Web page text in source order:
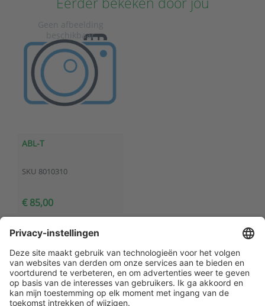
ABL-T
SKU 8010310
€ 85,00
Klantenservice
Contact met ATAL